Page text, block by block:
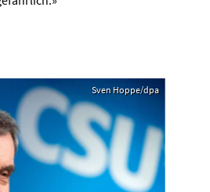
Sven Hoppe/dpa